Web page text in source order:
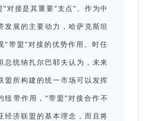
”对接是其重要“支点”。作为中
发展的主要动力，哈萨克斯坦
“带盟”对接的优势作用。时任
总统纳扎尔巴耶夫认为，未来
盟所构建的统一市场可以发挥
纽带作用，“带盟”对接合作不
经济联盟的基本理念，而且将